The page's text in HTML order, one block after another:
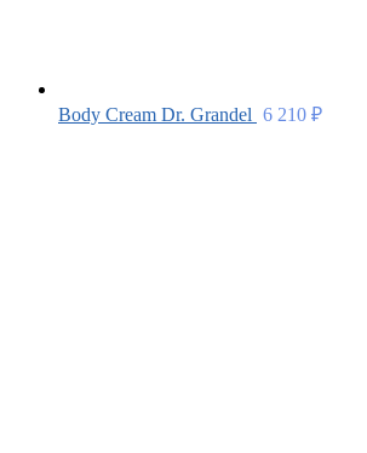
Body Cream Dr. Grandel 6 210 ₽